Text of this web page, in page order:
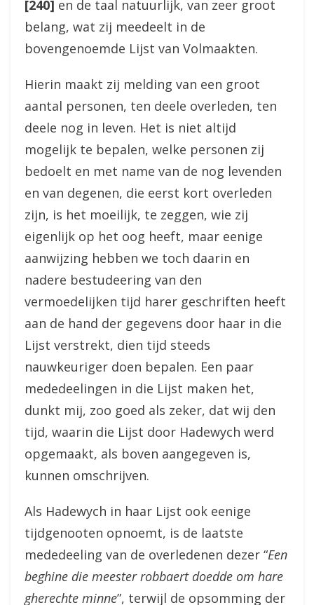
[240] en de taal natuurlijk, van zeer groot
belang, wat zij meedeelt in de
bovengenoemde Lijst van Volmaakten.
Hierin maakt zij melding van een groot
aantal personen, ten deele overleden, ten
deele nog in leven. Het is niet altijd
mogelijk te bepalen, welke personen zij
bedoelt en met name van de nog levenden
en van degenen, die eerst kort overleden
zijn, is het moeilijk, te zeggen, wie zij
eigenlijk op het oog heeft, maar eenige
aanwijzing hebben we toch daarin en
nadere bestudeering van den
vermoedelijken tijd harer geschriften heeft
aan de hand der gegevens door haar in die
Lijst verstrekt, dien tijd steeds
nauwkeuriger doen bepalen. Een paar
mededeelingen in die Lijst maken het,
dunkt mij, zoo goed als zeker, dat wij den
tijd, waarin die Lijst door Hadewych werd
opgemaakt, als boven aangegeven is,
kunnen omschrijven.
Als Hadewych in haar Lijst ook eenige
tijdgenooten opnoemt, is de laatste
mededeeling van de overledenen dezer “Een
beghine die meester robbaert doedde om hare
gherechte minne”, terwijl de opsomming der